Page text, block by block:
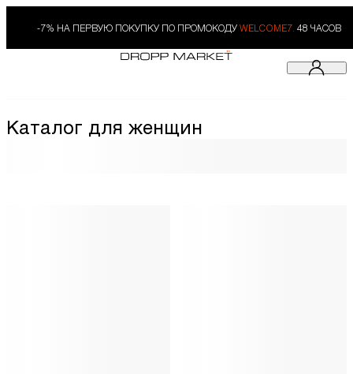
-7% НА ПЕРВУЮ ПОКУПКУ ПО ПРОМОКОДУ WELCOME7. 48 ЧАСОВ
Каталог для женщин